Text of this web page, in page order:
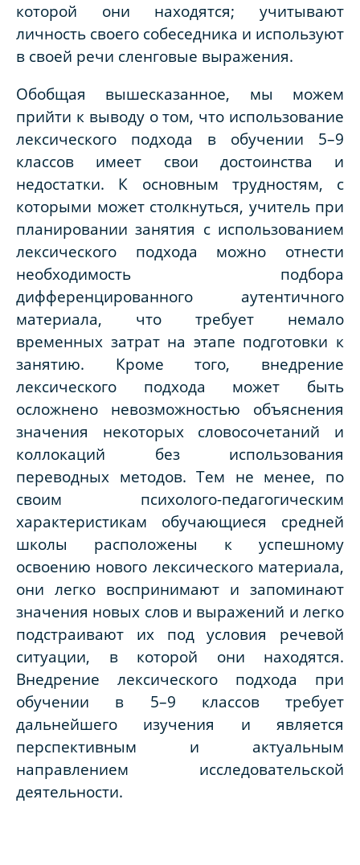
которой они находятся; учитывают
личность своего собеседника и используют
в своей речи сленговые выражения.
Обобщая вышесказанное, мы можем
прийти к выводу о том, что использование
лексического подхода в обучении 5–9
классов имеет свои достоинства и
недостатки. К основным трудностям, с
которыми может столкнуться, учитель при
планировании занятия с использованием
лексического подхода можно отнести
необходимость подбора
дифференцированного аутентичного
материала, что требует немало
временных затрат на этапе подготовки к
занятию. Кроме того, внедрение
лексического подхода может быть
осложнено невозможностью объяснения
значения некоторых словосочетаний и
коллокаций без использования
переводных методов. Тем не менее, по
своим психолого-педагогическим
характеристикам обучающиеся средней
школы расположены к успешному
освоению нового лексического материала,
они легко воспринимают и запоминают
значения новых слов и выражений и легко
подстраивают их под условия речевой
ситуации, в которой они находятся.
Внедрение лексического подхода при
обучении в 5–9 классов требует
дальнейшего изучения и является
перспективным и актуальным
направлением исследовательской
деятельности.